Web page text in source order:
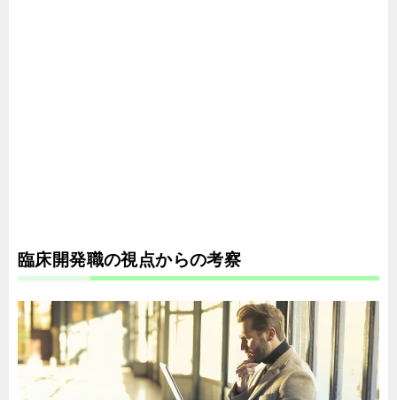
臨床開発職の視点からの考察